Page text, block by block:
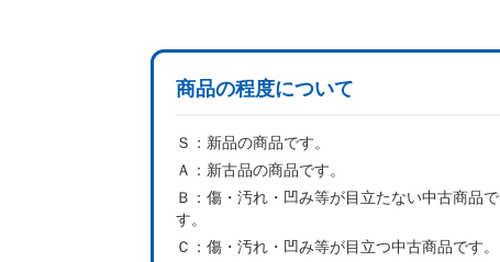
商品の程度について
Ｓ： 新品の商品です。
Ａ： 新古品の商品です。
Ｂ： 傷・汚れ・凹み等が目立たない中古商品で
す。
Ｃ： 傷・汚れ・凹み等が目立つ中古商品です。